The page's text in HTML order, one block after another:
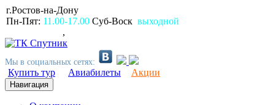
г.Ростов-на-Дону
Пн-Пят: 11.00-17.00 Суб-Воск выходной
,
Мы в социальных сетях:
Купить тур Авиабилеты Акции
Навигация